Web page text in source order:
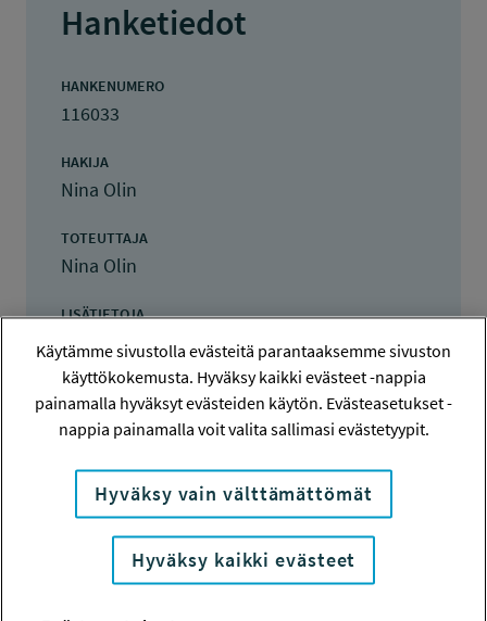
Hanketiedot
HANKENUMERO
116033
HAKIJA
Nina Olin
TOTEUTTAJA
Nina Olin
LISÄTIETOJA
Nina Olin
nina.olin@ttl.fi
TOTEUTUSAIKA
10.4.2016 - 29.4.2016
TYÖSUOJELURAHASTON PÄÄTÖS
19.2.2016
960 euroa
Käytämme sivustolla evästeitä parantaaksemme sivuston
käyttökokemusta. Hyväksy kaikki evästeet -nappia
painamalla hyväksyt evästeiden käytön. Evästeasetukset -
nappia painamalla voit valita sallimasi evästetyypit.
Hyväksy vain välttämättömät
Hyväksy kaikki evästeet